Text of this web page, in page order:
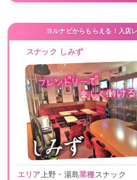
ヨルナビからもらえる！入店
スナック しみず
エリア 上野・湯島業種 スナック